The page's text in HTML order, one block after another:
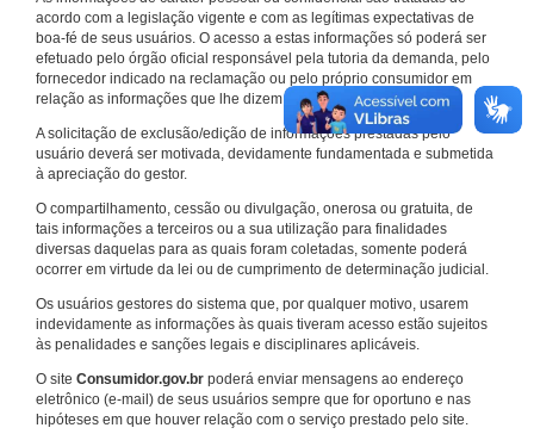
acordo com a legislação vigente e com as legítimas expectativas de
boa-fé de seus usuários. O acesso a estas informações só poderá ser
efetuado pelo órgão oficial responsável pela tutoria da demanda, pelo
fornecedor indicado na reclamação ou pelo próprio consumidor em
relação as informações que lhe dizem respeito.
A solicitação de exclusão/edição de informações prestadas pelo
usuário deverá ser motivada, devidamente fundamentada e submetida
à apreciação do gestor.
O compartilhamento, cessão ou divulgação, onerosa ou gratuita, de
tais informações a terceiros ou a sua utilização para finalidades
diversas daquelas para as quais foram coletadas, somente poderá
ocorrer em virtude da lei ou de cumprimento de determinação judicial.
Os usuários gestores do sistema que, por qualquer motivo, usarem
indevidamente as informações às quais tiveram acesso estão sujeitos
às penalidades e sanções legais e disciplinares aplicáveis.
O site Consumidor.gov.br poderá enviar mensagens ao endereço
eletrônico (e-mail) de seus usuários sempre que for oportuno e nas
hipóteses em que houver relação com o serviço prestado pelo site.